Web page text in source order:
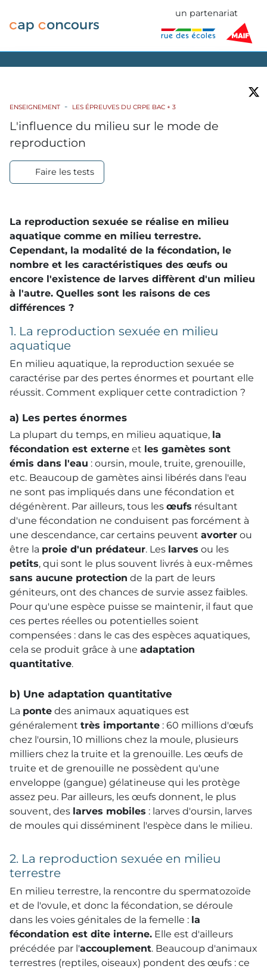
un partenariat
ENSEIGNEMENT LES ÉPREUVES DU CRPE BAC + 3
L'influence du milieu sur le mode de
reproduction
Faire les tests
La reproduction sexuée se réalise en milieu
aquatique comme en milieu terrestre.
Cependant, la modalité de la fécondation, le
nombre et les caractéristiques des œufs ou
encore l'existence de larves diffèrent d'un milieu
à l'autre. Quelles sont les raisons de ces
différences ?
1. La reproduction sexuée en milieu
aquatique
En milieu aquatique, la reproduction sexuée se
caractérise par des pertes énormes et pourtant elle
réussit. Comment expliquer cette contradiction ?
a) Les pertes énormes
La plupart du temps, en milieu aquatique, la
fécondation est externe et les gamètes sont
émis dans l'eau : oursin, moule, truite, grenouille,
etc. Beaucoup de gamètes ainsi libérés dans l'eau
ne sont pas impliqués dans une fécondation et
dégénèrent. Par ailleurs, tous les œufs résultant
d'une fécondation ne conduisent pas forcément à
une descendance, car certains peuvent avorter ou
être la proie d'un prédateur. Les larves ou les
petits, qui sont le plus souvent livrés à eux-mêmes
sans aucune protection de la part de leurs
géniteurs, ont des chances de survie assez faibles.
Pour qu'une espèce puisse se maintenir, il faut que
ces pertes réelles ou potentielles soient
compensées : dans le cas des espèces aquatiques,
cela se produit grâce à une adaptation
quantitative.
b) Une adaptation quantitative
La ponte des animaux aquatiques est
généralement très importante : 60 millions d'œufs
chez l'oursin, 10 millions chez la moule, plusieurs
milliers chez la truite et la grenouille. Les œufs de
truite et de grenouille ne possèdent qu'une
enveloppe (gangue) gélatineuse qui les protège
assez peu. Par ailleurs, les œufs donnent, le plus
souvent, des larves mobiles : larves d'oursin, larves
de moules qui disséminent l'espèce dans le milieu.
2. La reproduction sexuée en milieu
terrestre
En milieu terrestre, la rencontre du spermatozoïde
et de l'ovule, et donc la fécondation, se déroule
dans les voies génitales de la femelle : la
fécondation est dite interne. Elle est d'ailleurs
précédée par l'accouplement. Beaucoup d'animaux
terrestres (reptiles, oiseaux) pondent des œufs : ce